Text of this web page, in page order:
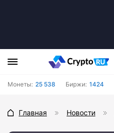
Монеты: 25 538 Биржи: 1424
Главная Новости